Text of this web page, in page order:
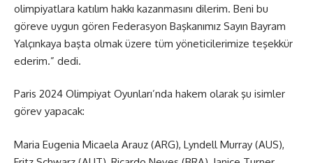
olimpiyatlara katılım hakkı kazanmasını dilerim. Beni bu
göreve uygun gören Federasyon Başkanımız Sayın Bayram
Yalçınkaya başta olmak üzere tüm yöneticilerimize teşekkür
ederim.” dedi.
Paris 2024 Olimpiyat Oyunları’nda hakem olarak şu isimler
görev yapacak:
Maria Eugenia Micaela Arauz (ARG), Lyndell Murray (AUS),